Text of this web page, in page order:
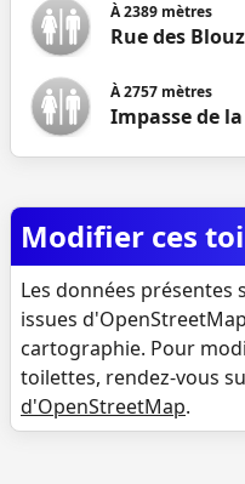
À2389 mètres
Rue des
À2757 mètres
Impasse de
Modifier ces
Les données
issues
cartographie. Pour
toilettes, rendez-vous
d'OpenStreetMap.